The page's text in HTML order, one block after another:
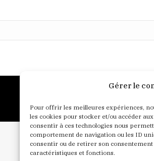
Gérer le
Pour offrir les meilleures expériences,
les cookies pour stocker et/ou accéder
consentir à ces technologies nous
comportement de navigation ou les ID
consentir ou de retirer son
caractéristiques et fonctions.